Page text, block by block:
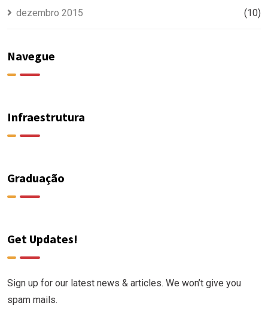
dezembro 2015 (10)
Navegue
Infraestrutura
Graduação
Get Updates!
Sign up for our latest news & articles. We won’t give you
spam mails.